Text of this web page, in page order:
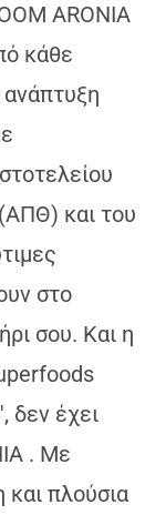
ARONIA
κάθε
και του
στο
σου. Και η
δεν έχει
. Με
πλούσια